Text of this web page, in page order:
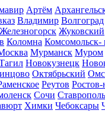
Артём
Владимир Волгоград
Железногорск Жуковский
Коломна Комсомольск-
Мурманск Муром
Новокузнецк
Октябрьский
Реутов
Сочи Ставрополь
Химки Чебоксары